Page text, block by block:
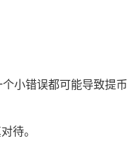
小错误都可能导致提币
待。